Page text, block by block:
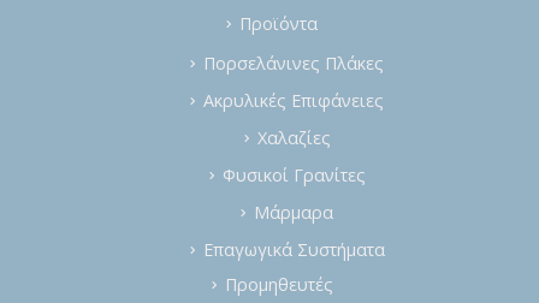
Προϊόντα
Πορσελάνινες Πλάκες
Ακρυλικές Επιφάνειες
Χαλαζίες
Φυσικοί Γρανίτες
Μάρμαρα
Επαγωγικά Συστήματα
Προμηθευτές